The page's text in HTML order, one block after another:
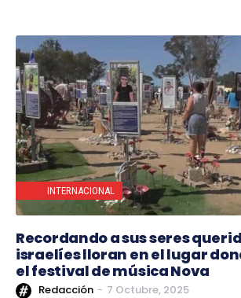
INTERNACIONAL
Recordando a sus seres
israelíes lloran en el lugar
el festival de música Nova
Redacción - 7 Octubre, 2025